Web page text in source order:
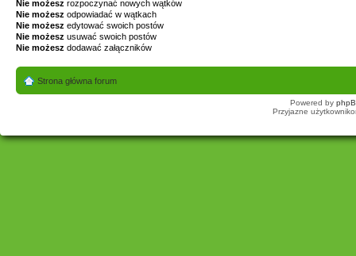
Nie możesz rozpoczynać nowych wątków
Nie możesz odpowiadać w wątkach
Nie możesz edytować swoich postów
Nie możesz usuwać swoich postów
Nie możesz dodawać załączników
Strona główna forum
Powered by
Przyjazne